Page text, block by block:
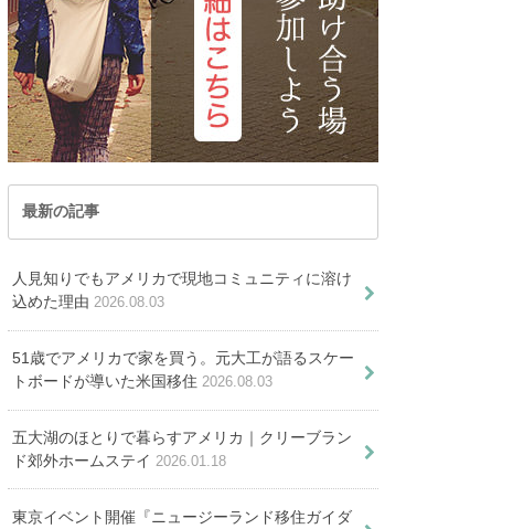
中国
韓国
オセアニア
オーストラリア
トンガ
ニュージーランド
パラオ共和国
PICKUP ARTICLE
い－自分のキャリアを
活かして海外転職サポ
ーターへ－
マウントシャスタ ホームステ
ットでスピリチュアル体験
のプリスクールの学習内容を一
請方法や注意点をまとめた
滞在する方法
住を成功させる仕事探し
免許を取ろう！取得できる年齢
や更新時の知識
最新の記事
人見知りでもアメリカで現地コミュニティに溶け
込めた理由 2026.08.03
51歳でアメリカで家を買う。元大工が語るスケー
トボードが導いた米国移住 2026.08.03
五大湖のほとりで暮らすアメリカ｜クリーブラン
ド郊外ホームステイ 2026.01.18
東京イベント開催『ニュージーランド移住ガイダ